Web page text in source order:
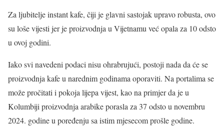
Za ljubitelje instant kafe, čiji je glavni sastojak upravo robusta, ovo
su loše vijesti jer je proizvodnja u Vijetnamu već opala za 10 odsto
u ovoj godini.
Iako svi navedeni podaci nisu ohrabrujući, postoji nada da će se
proizvodnja kafe u narednim godinama oporaviti. Na portalima se
može pročitati i pokoja lijepa vijest, kao na primjer da je u
Kolumbiji proizvodnja arabike porasla za 37 odsto u novembru
2024. godine u poređenju sa istim mjesecom prošle godine.